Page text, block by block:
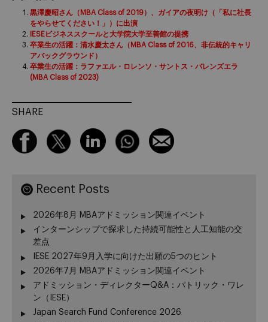
黒澤慶昭さん（MBA Class of 2019）、ガイアの夜明け（「私に社長
をやらせてください！」）に出演
IESEビジネススクールと大学院大学至善館の提携
卒業生の活躍：清水慶太さん（MBA Class of 2016、非伝統的キャリ
アバックグラウンド）
卒業生の活躍：ラファエル・ロレンソ・サントス・バレンズエラ
(MBA Class of 2023)
SHARE
Recent Posts
2026年8月 MBAアドミッション関連イベント
インターンシップで探求した持続可能性と人工知能の交
差点
IESE 2027年9月入学に向けた出願の5つのヒント
2026年7月 MBAアドミッション関連イベント
アドミッション・ディレクターQ&A：パトリック・ワレ
ン（IESE）
Japan Search Fund Conference 2026